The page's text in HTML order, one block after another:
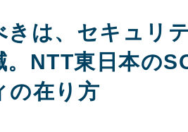
きは、セキュリ
。NTT東日本の
の在り方